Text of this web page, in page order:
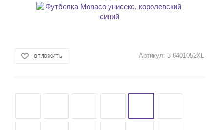
ОТЛОЖИТЬ Артикул: 3-6401052XL